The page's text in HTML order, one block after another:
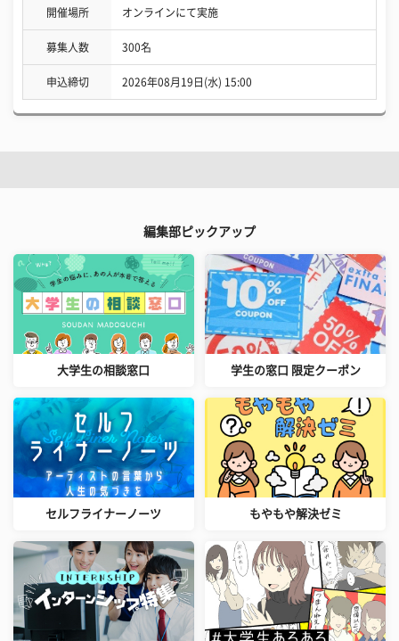
開催場所 オンラインにて実施
募集人数 300名
申込締切 2026年08月19日(水) 15:00
編集部ピックアップ
大学生の相談窓口 学生の窓口 限定クーポン
セルフライナーノーツ もやもや解決ゼミ